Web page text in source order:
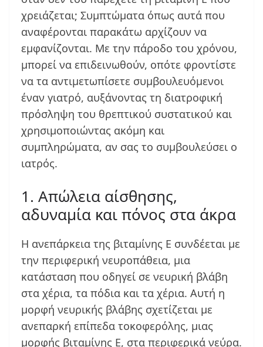
χρειάζεται; Συμπτώματα όπως αυτά που
αναφέρονται παρακάτω αρχίζουν να
εμφανίζονται. Με την πάροδο του χρόνου,
μπορεί να επιδεινωθούν, οπότε φροντίστε
να τα αντιμετωπίσετε συμβουλευόμενοι
έναν γιατρό, αυξάνοντας τη διατροφική
πρόσληψη του θρεπτικού συστατικού και
χρησιμοποιώντας ακόμη και
συμπληρώματα, αν σας το συμβουλεύσει ο
ιατρός.
1. Απώλεια αίσθησης,
αδυναμία και πόνος στα άκρα
Η ανεπάρκεια της βιταμίνης Ε συνδέεται με
την περιφερική νευροπάθεια, μια
κατάσταση που οδηγεί σε νευρική βλάβη
στα χέρια, τα πόδια και τα χέρια. Αυτή η
μορφή νευρικής βλάβης σχετίζεται με
ανεπαρκή επίπεδα τοκοφερόλης, μιας
μορφής βιταμίνης Ε, στα περιφερικά νεύρα.